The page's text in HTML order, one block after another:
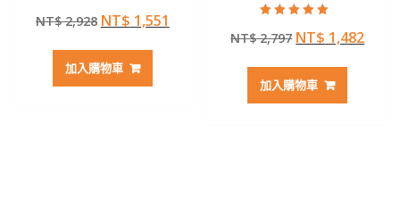
5.00
滿分 5
NT$2,928 原
價
格：
NT$ 1,551
加入購物車
5.00
滿分 5
NT$2,797 原
價
格：
NT$ 1,482目
加入購物車